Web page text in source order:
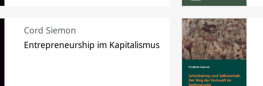
Cord Siemon
Entrepreneurship im Kapitalismus